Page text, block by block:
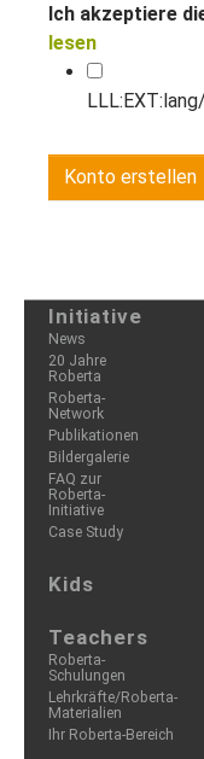
Ich akzeptiere
lesen
Konto erstellen
Initiative
News
20 Jahre
Roberta
Roberta-
Network
Publikationen
Bildergalerie
FAQ zur
Roberta-
Initiative
Case Study
Kids
Teachers
Roberta-
Schulungen
Lehrkräfte/Roberta-
Materialien
Ihr Roberta-Bereich